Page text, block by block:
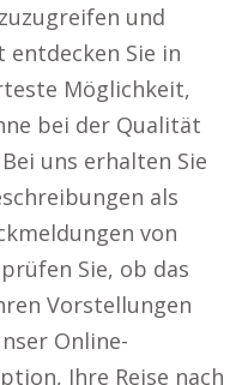
und
entdecken Sie in
Möglichkeit,
bei der Qualität
uns erhalten Sie
als
von
Sie, ob das
Vorstellungen
Online-
Ihre Reise nach